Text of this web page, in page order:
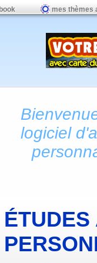
mes thèmes
logiciel